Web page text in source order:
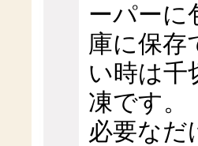
ーパーに
庫に保存
い時は千
凍です。
必要なだ